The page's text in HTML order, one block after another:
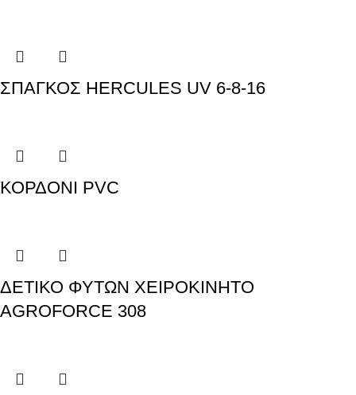
ΣΠΑΓΚΟΣ HERCULES UV 6-8-16
ΚΟΡΔΟΝΙ PVC
ΔΕΤΙΚΟ ΦΥΤΩΝ ΧΕΙΡΟΚΙΝΗΤΟ
AGROFORCE 308